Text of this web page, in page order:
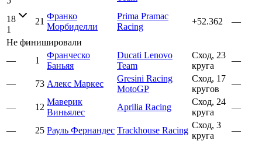
18
1
21
Франко
Морбиделли
Prima Pramac
Racing
+52.362 —
Не финишировали
—
1
Франческо
Баньяя
Ducati Lenovo
Team
Сход, 23
круга
—
— 73 Алекс Маркес
Gresini Racing
MotoGP
Сход, 17
кругов
—
— 12
Маверик
Виньялес
Aprilia Racing
Сход, 24
круга
—
— 25 Рауль Фернандес Trackhouse Racing
Сход, 3
круга
—